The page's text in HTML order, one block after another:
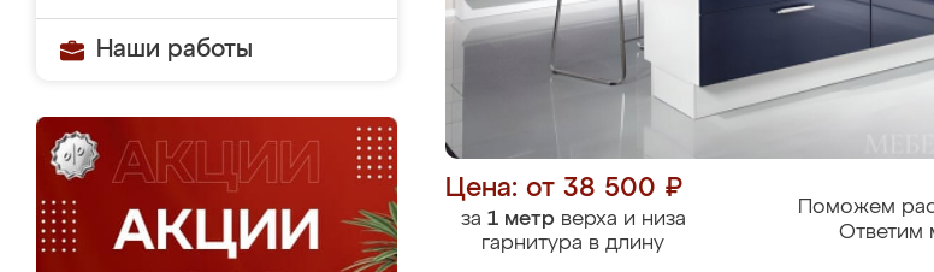
Наши работы
Цена: от 38 500 ₽
за 1 метрверха и низа
гарнитура в длину
Поможем
Ответим